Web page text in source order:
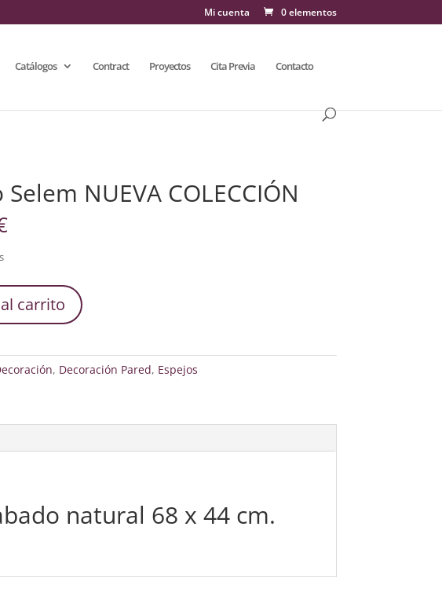
Mi cuenta 0 elementos
Catálogos Contract Proyectos Cita Previa Contacto
Selem NUEVA COLECCIÓN
carrito
, Decoración Pared, Espejos
natural 68 x 44 cm.